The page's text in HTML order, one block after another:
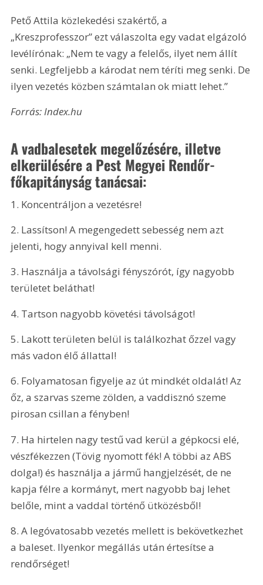
Pető Attila közlekedési szakértő, a
„Kreszprofesszor” ezt válaszolta egy vadat elgázoló
levélírónak: „Nem te vagy a felelős, ilyet nem állít
senki. Legfeljebb a károdat nem téríti meg senki. De
ilyen vezetés közben számtalan ok miatt lehet.”
Forrás: Index.hu
A vadbalesetek megelőzésére, illetve
elkerülésére a Pest Megyei Rendőr-
főkapitányság tanácsai:
1. Koncentráljon a vezetésre!
2. Lassítson! A megengedett sebesség nem azt
jelenti, hogy annyival kell menni.
3. Használja a távolsági fényszórót, így nagyobb
területet beláthat!
4. Tartson nagyobb követési távolságot!
5. Lakott területen belül is találkozhat őzzel vagy
más vadon élő állattal!
6. Folyamatosan figyelje az út mindkét oldalát! Az
őz, a szarvas szeme zölden, a vaddisznó szeme
pirosan csillan a fényben!
7. Ha hirtelen nagy testű vad kerül a gépkocsi elé,
vészfékezzen (Tövig nyomott fék! A többi az ABS
dolga!) és használja a jármű hangjelzését, de ne
kapja félre a kormányt, mert nagyobb baj lehet
belőle, mint a vaddal történő ütközésből!
8. A legóvatosabb vezetés mellett is bekövetkezhet
a baleset. Ilyenkor megállás után értesítse a
rendőrséget!